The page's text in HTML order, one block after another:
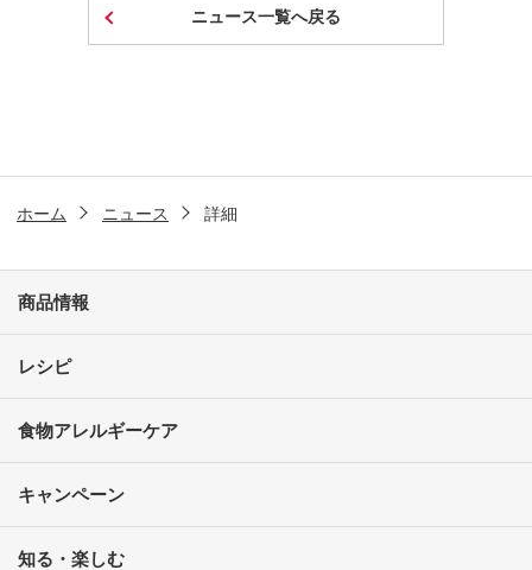
ニュース一覧へ戻る
ホーム ニュース 詳細
商品情報
レシピ
食物アレルギーケア
キャンペーン
知る・楽しむ